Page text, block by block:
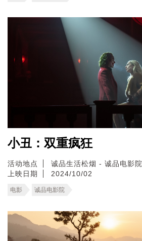
小丑：双重疯狂
活动地点
诚品生活松烟 - 诚品电影院
上映日期
2024/10/02
电影 诚品电影院